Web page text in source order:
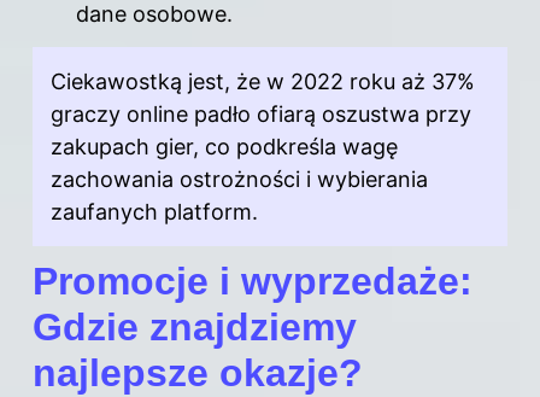
dane osobowe.
Ciekawostką jest, że w 2022 roku aż 37%
graczy online padło ofiarą oszustwa przy
zakupach gier, co podkreśla wagę
zachowania ostrożności i wybierania
zaufanych platform.
Promocje i wyprzedaże:
Gdzie znajdziemy
najlepsze okazje?